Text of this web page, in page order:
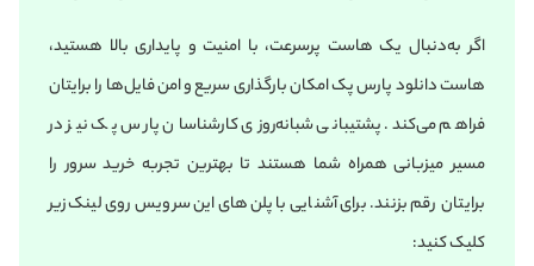
اگر به‌دنبال یک هاست پرسرعت، با امنیت و پایداری بالا هستید،
هاست دانلود پارس پک امکان بارگذاری سریع و امن فایل‌ها را برایتان
فراهم می‌کند. پشتیبانی شبانه‌روزی کارشناسان پارس پک نیز در
مسیر میزبانی همراه شما هستند تا بهترین تجربه خرید سرور را
برایتان رقم بزنند. برای آشنایی با پلن‌های این سرویس روی لینک زیر
کلیک کنید: